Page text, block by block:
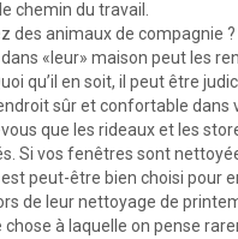
chemin du travail.
des animaux de compagnie ?
«leur» maison peut les
qu’il en soit, il peut être
sûr et confortable dans
que les rideaux et les
Si vos fenêtres sont
peut-être bien choisi pour
de leur nettoyage de
chose à laquelle on pense